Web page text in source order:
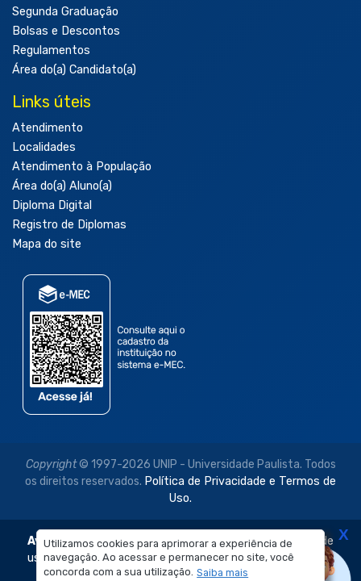
Utilizamos cookies para aprimorar a experiência de
navegação. Ao acessar e permanecer no site, você
concorda com a sua utilização. Saiba mais
Segunda Graduação
Bolsas e Descontos
Regulamentos
Área do(a) Candidato(a)
Links úteis
Atendimento
Localidades
Atendimento à População
Área do(a) Aluno(a)
Diploma Digital
Registro de Diplomas
Mapa do site
Copyright© 1997-2026 UNIP - Universidade Paulista. Todos
os direitos reservados. Política de Privacidade e Termos de
Uso.
Aviso Legal: As imagens disponibilizadas neste site são de
uso exclusivo institucional do Sistema de Ensino Objetivo e
da Universidade Paulista – UNIP.
X